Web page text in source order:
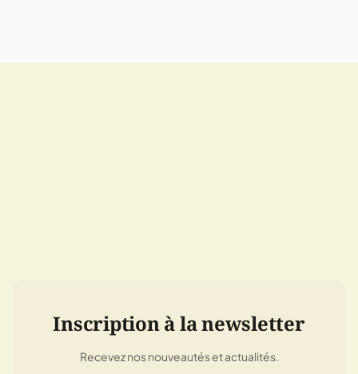
Inscription à la newsletter
Recevez nos nouveautés et actualités.